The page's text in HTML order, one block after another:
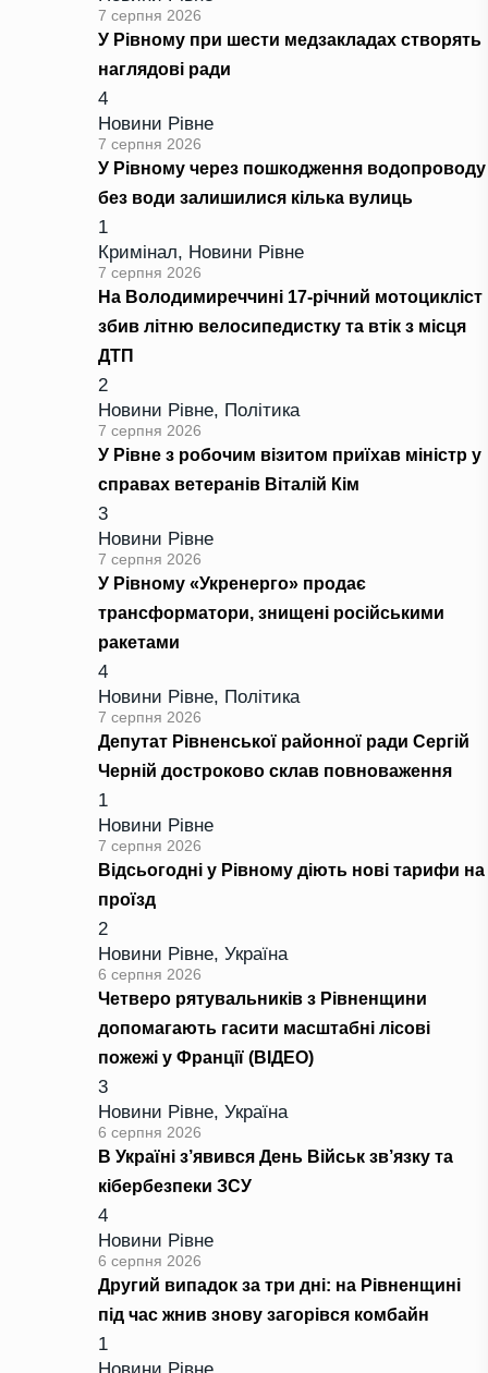
7 серпня 2026
У Рівному при шести медзакладах створять
наглядові ради
4
Новини Рівне
7 серпня 2026
У Рівному через пошкодження водопроводу
без води залишилися кілька вулиць
1
Кримінал, Новини Рівне
7 серпня 2026
На Володимиреччині 17-річний мотоцикліст
збив літню велосипедистку та втік з місця
ДТП
2
Новини Рівне, Політика
7 серпня 2026
У Рівне з робочим візитом приїхав міністр у
справах ветеранів Віталій Кім
3
Новини Рівне
7 серпня 2026
У Рівному «Укренерго» продає
трансформатори, знищені російськими
ракетами
4
Новини Рівне, Політика
7 серпня 2026
Депутат Рівненської районної ради Сергій
Черній достроково склав повноваження
1
Новини Рівне
7 серпня 2026
Відсьогодні у Рівному діють нові тарифи на
проїзд
2
Новини Рівне, Україна
6 серпня 2026
Четверо рятувальників з Рівненщини
допомагають гасити масштабні лісові
пожежі у Франції (ВІДЕО)
3
Новини Рівне, Україна
6 серпня 2026
В Україні з’явився День Військ зв’язку та
кібербезпеки ЗСУ
4
Новини Рівне
6 серпня 2026
Другий випадок за три дні: на Рівненщині
під час жнив знову загорівся комбайн
1